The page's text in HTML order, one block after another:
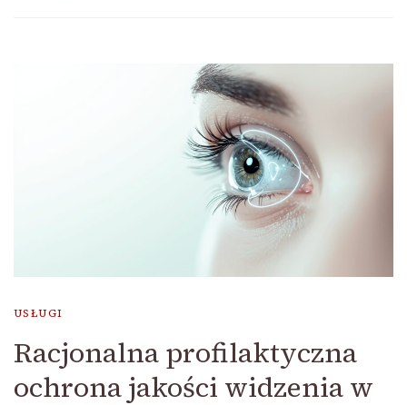
USŁUGI
Racjonalna profilaktyczna
ochrona jakości widzenia w